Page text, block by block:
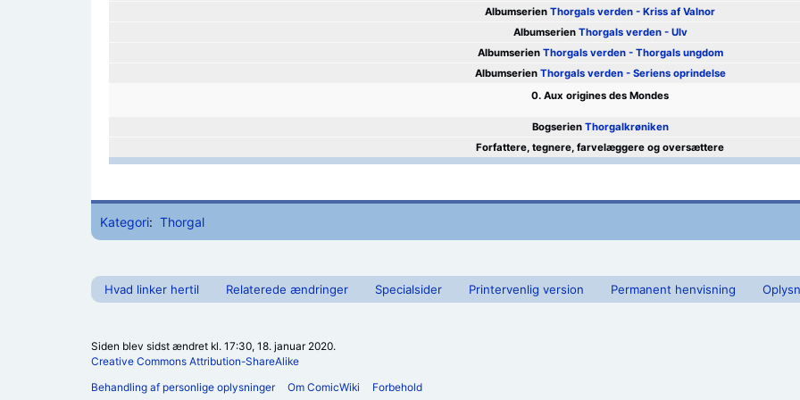
Albumserien Thorgals verden - Kriss af Valnor
Albumserien Thorgals verden - Ulv
Albumserien Thorgals verden - Thorgals ungdom
Albumserien Thorgals verden - Seriens oprindelse
0. Aux origines des Mondes
Bogserien Thorgalkrøniken
Forfattere, tegnere, farvelæggere og oversættere
Kategori: Thorgal
Hvad linker hertil Relaterede ændringer Specialsider Printervenlig version Permanent henvisning
Siden blev sidst ændret kl. 17:30, 18. januar 2020.
Creative Commons Attribution-ShareAlike
Behandling af personlige oplysninger
Om ComicWiki Forbehold